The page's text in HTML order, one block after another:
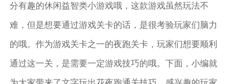
分有趣的休闲益智类小游戏哦，这款游戏虽然玩法不
难，但是想要通过游戏关卡的话，是很考验玩家们脑力
的哦。作为游戏关卡之一的夜跑关卡，玩家们想要顺利
通过这一关，是需要一定游戏技巧的哦。下面，小编就